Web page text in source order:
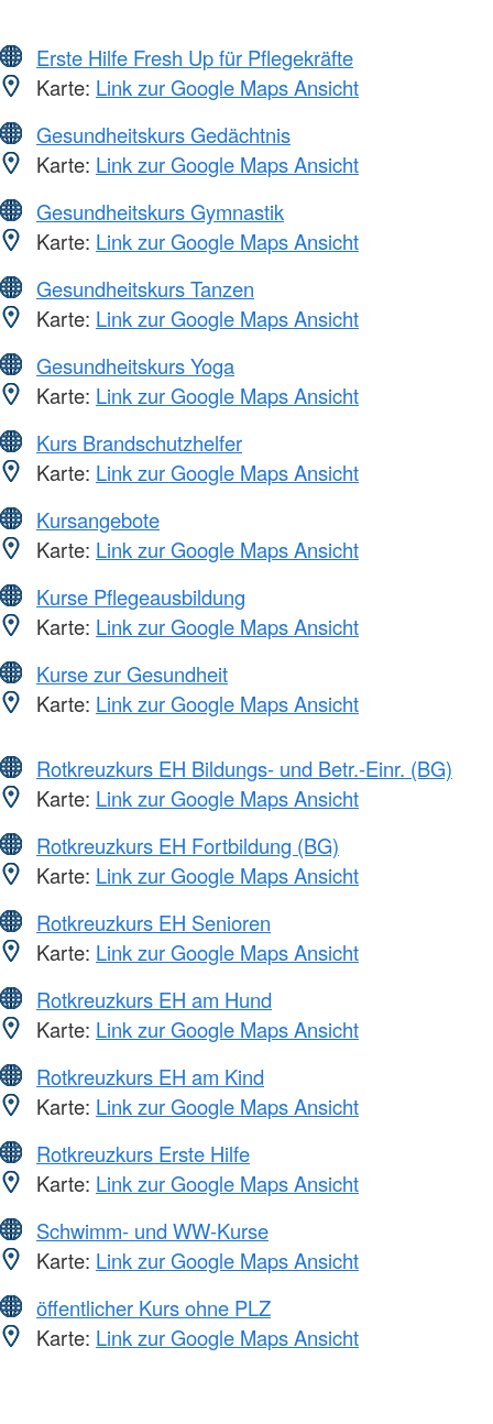
Erste Hilfe Fresh Up für Pflegekräfte
Karte: Link zur Google Maps Ansicht
Gesundheitskurs Gedächtnis
Karte: Link zur Google Maps Ansicht
Gesundheitskurs Gymnastik
Karte: Link zur Google Maps Ansicht
Gesundheitskurs Tanzen
Karte: Link zur Google Maps Ansicht
Gesundheitskurs Yoga
Karte: Link zur Google Maps Ansicht
Kurs Brandschutzhelfer
Karte: Link zur Google Maps Ansicht
Kursangebote
Karte: Link zur Google Maps Ansicht
Kurse Pflegeausbildung
Karte: Link zur Google Maps Ansicht
Kurse zur Gesundheit
Karte: Link zur Google Maps Ansicht
Rotkreuzkurs EH Bildungs- und Betr.-Einr. (BG)
Karte: Link zur Google Maps Ansicht
Rotkreuzkurs EH Fortbildung (BG)
Karte: Link zur Google Maps Ansicht
Rotkreuzkurs EH Senioren
Karte: Link zur Google Maps Ansicht
Rotkreuzkurs EH am Hund
Karte: Link zur Google Maps Ansicht
Rotkreuzkurs EH am Kind
Karte: Link zur Google Maps Ansicht
Rotkreuzkurs Erste Hilfe
Karte: Link zur Google Maps Ansicht
Schwimm- und WW-Kurse
Karte: Link zur Google Maps Ansicht
öffentlicher Kurs ohne PLZ
Karte: Link zur Google Maps Ansicht